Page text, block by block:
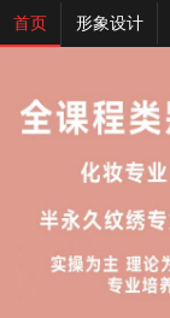
首页 形象设计